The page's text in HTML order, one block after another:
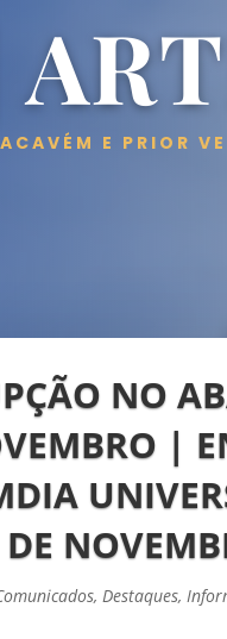
E PRIOR
NO
|
, Destaques,